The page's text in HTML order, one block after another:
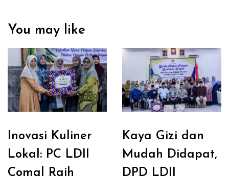
You may like
Inovasi Kuliner
Lokal: PC LDII
Comal Raih
Kaya Gizi dan
Mudah Didapat,
DPD LDII